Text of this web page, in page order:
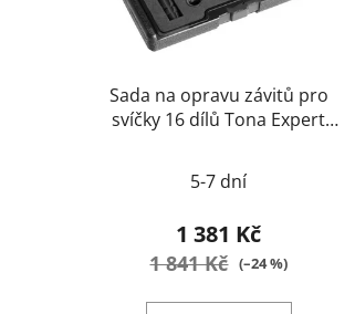
Sada na opravu závitů pro
svíčky 16 dílů Tona Expert
5-7 dní
1 381 Kč
1 841 Kč (–24 %)